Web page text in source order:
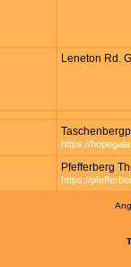
Leneton Rd.
https://
Pfefferberg
https://